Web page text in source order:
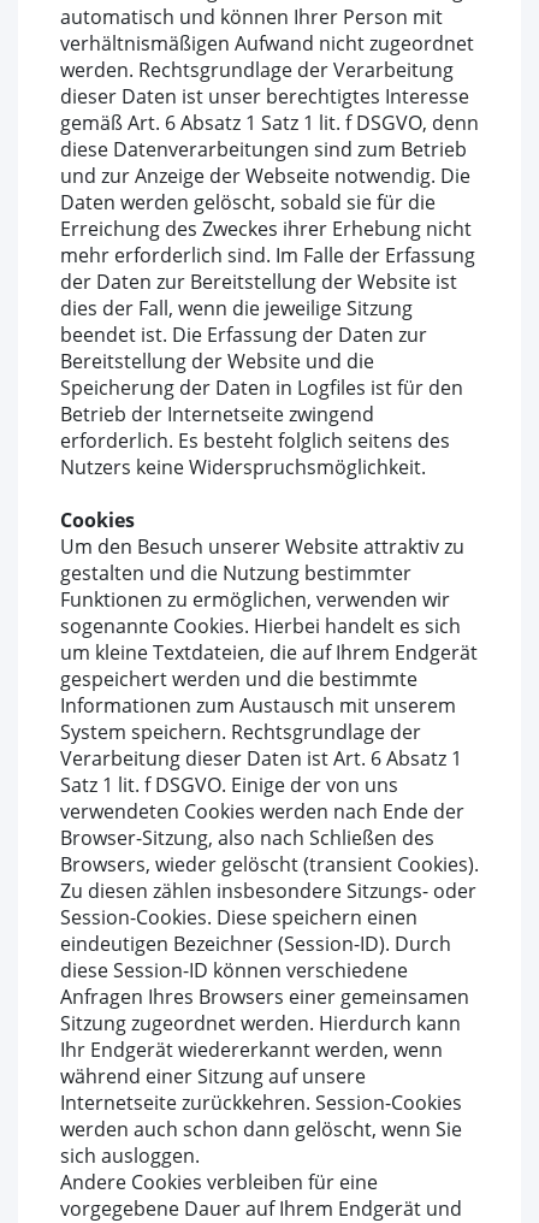
automatisch und können Ihrer Person mit
verhältnismäßigen Aufwand nicht zugeordnet
werden. Rechtsgrundlage der Verarbeitung
dieser Daten ist unser berechtigtes Interesse
gemäß Art. 6 Absatz 1 Satz 1 lit. f DSGVO, denn
diese Datenverarbeitungen sind zum Betrieb
und zur Anzeige der Webseite notwendig. Die
Daten werden gelöscht, sobald sie für die
Erreichung des Zweckes ihrer Erhebung nicht
mehr erforderlich sind. Im Falle der Erfassung
der Daten zur Bereitstellung der Website ist
dies der Fall, wenn die jeweilige Sitzung
beendet ist. Die Erfassung der Daten zur
Bereitstellung der Website und die
Speicherung der Daten in Logfiles ist für den
Betrieb der Internetseite zwingend
erforderlich. Es besteht folglich seitens des
Nutzers keine Widerspruchsmöglichkeit.
Cookies
Um den Besuch unserer Website attraktiv zu
gestalten und die Nutzung bestimmter
Funktionen zu ermöglichen, verwenden wir
sogenannte Cookies. Hierbei handelt es sich
um kleine Textdateien, die auf Ihrem Endgerät
gespeichert werden und die bestimmte
Informationen zum Austausch mit unserem
System speichern. Rechtsgrundlage der
Verarbeitung dieser Daten ist Art. 6 Absatz 1
Satz 1 lit. f DSGVO. Einige der von uns
verwendeten Cookies werden nach Ende der
Browser-Sitzung, also nach Schließen des
Browsers, wieder gelöscht (transient Cookies).
Zu diesen zählen insbesondere Sitzungs- oder
Session-Cookies. Diese speichern einen
eindeutigen Bezeichner (Session-ID). Durch
diese Session-ID können verschiedene
Anfragen Ihres Browsers einer gemeinsamen
Sitzung zugeordnet werden. Hierdurch kann
Ihr Endgerät wiedererkannt werden, wenn
während einer Sitzung auf unsere
Internetseite zurückkehren. Session-Cookies
werden auch schon dann gelöscht, wenn Sie
sich ausloggen.
Andere Cookies verbleiben für eine
vorgegebene Dauer auf Ihrem Endgerät und